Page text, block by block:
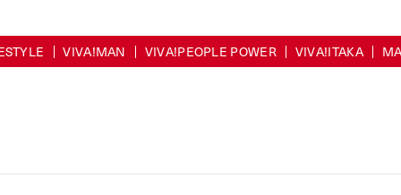
VIVA!MAN VIVA!PEOPLE POWER VIVA!ITAKA